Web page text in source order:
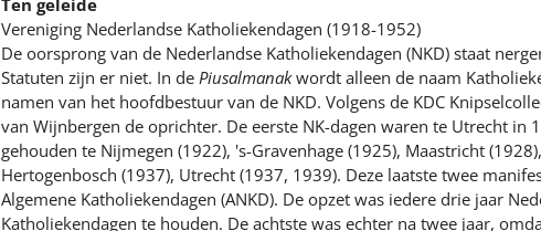
Vereniging Nederlandse Katholiekendagen (1918-1952)
De oorsprong van de Nederlandse Katholiekendagen (NKD) staat
Statuten zijn er niet. In de Piusalmanakwordt alleen de naam
namen van het hoofdbestuur van de NKD. Volgens de KDC
van Wijnbergen de oprichter. De eerste NK-dagen waren te Utrecht in
gehouden te Nijmegen (1922), 's-Gravenhage (1925), Maastricht
Hertogenbosch (1937), Utrecht (1937, 1939). Deze laatste twee
Algemene Katholiekendagen (ANKD). De opzet was iedere drie jaar
Katholiekendagen te houden. De achtste was echter na twee jaar,